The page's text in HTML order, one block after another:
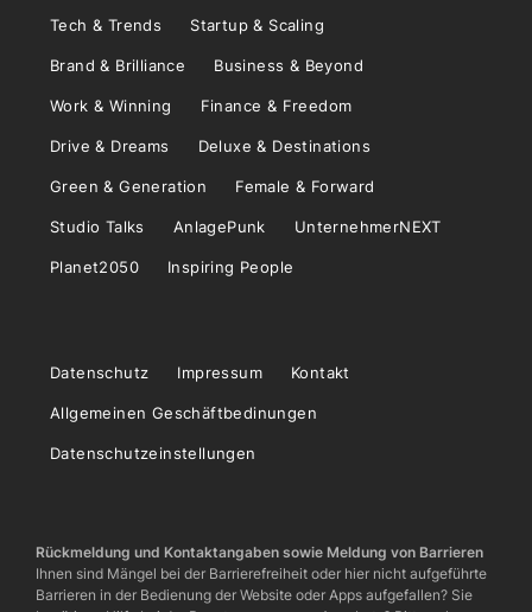
Tech & Trends Startup & Scaling
Brand & Brilliance Business & Beyond
Work & Winning Finance & Freedom
Drive & Dreams Deluxe & Destinations
Green & Generation Female & Forward
Studio Talks AnlagePunk UnternehmerNEXT
Planet2050 Inspiring People
Datenschutz Impressum Kontakt
Allgemeinen Geschäftbedinungen
Datenschutzeinstellungen
Rückmeldung und Kontaktangaben sowie Meldung von Barrieren
Ihnen sind Mängel bei der Barrierefreiheit oder hier nicht aufgeführte
Barrieren in der Bedienung der Website oder Apps aufgefallen? Sie